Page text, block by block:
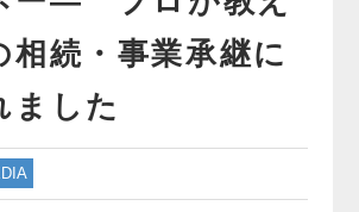
相続・事業承継に
ました